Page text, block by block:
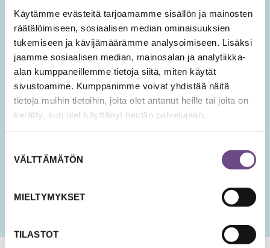
Käytämme evästeitä tarjoamamme sisällön ja mainosten
räätälöimiseen, sosiaalisen median ominaisuuksien
tukemiseen ja kävijämäärämme analysoimiseen. Lisäksi
jaamme sosiaalisen median, mainosalan ja analytiikka-
alan kumppaneillemme tietoja siitä, miten käytät
sivustoamme. Kumppanimme voivat yhdistää näitä
tietoja muihin tietoihin, joita olet antanut heille tai joita on
kerätty, kun olet käyttänyt heidän palvelujaan.
valinta
VÄLTTÄMÄTÖN
MIELTYMYKSET
TILASTOT
Tilaa Ikäopisto -uutiset
SÄHKÖPOSTIOSOITE*
Hyväksyn tietojeni tallentamisen ja käsittelyn
uutisten lähettämistä varten.
KK
slash
slash